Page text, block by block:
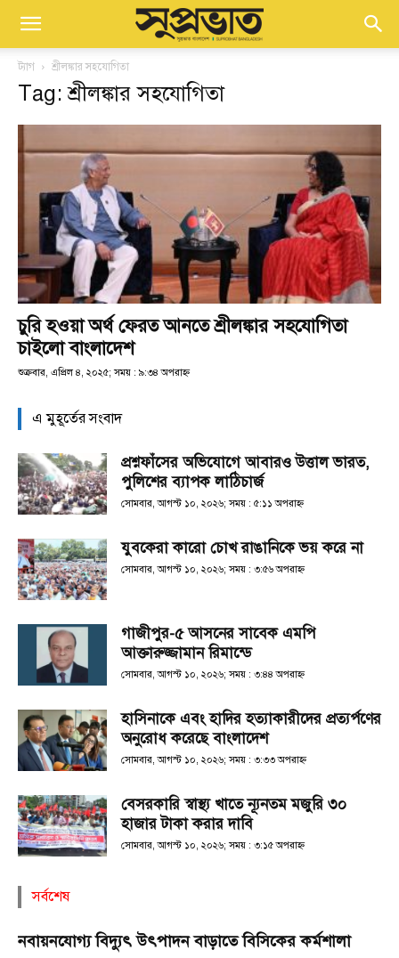
ট্যাগ শ্রীলঙ্কার সহযোগিতা
Tag: শ্রীলঙ্কার সহযোগিতা
চুরি হওয়া অর্থ ফেরত আনতে শ্রীলঙ্কার সহযোগিতা
চাইলো বাংলাদেশ
শুক্রবার, এপ্রিল ৪, ২০২৫; সময় : ৯:৩৪ অপরাহ্ণ
এ মুহূর্তের সংবাদ
প্রশ্নফাঁসের অভিযোগে আবারও উত্তাল ভারত,
পুলিশের ব্যাপক লাঠিচার্জ
সোমবার, আগস্ট ১০, ২০২৬; সময় : ৫:১১ অপরাহ্ণ
যুবকেরা কারো চোখ রাঙানিকে ভয় করে না
সোমবার, আগস্ট ১০, ২০২৬; সময় : ৩:৫৬ অপরাহ্ণ
গাজীপুর-৫ আসনের সাবেক এমপি
আক্তারুজ্জামান রিমান্ডে
সোমবার, আগস্ট ১০, ২০২৬; সময় : ৩:৪৪ অপরাহ্ণ
হাসিনাকে এবং হা‌দির হত্যাকারীদের প্রত্যর্পণের
অনুরোধ করেছে বাংলাদেশ
সোমবার, আগস্ট ১০, ২০২৬; সময় : ৩:৩৩ অপরাহ্ণ
বেসরকারি স্বাস্থ্য খাতে ন্যূনতম মজুরি ৩০
হাজার টাকা করার দাবি
সোমবার, আগস্ট ১০, ২০২৬; সময় : ৩:১৫ অপরাহ্ণ
সর্বশেষ
নবায়নযোগ্য বিদ্যুৎ উৎপাদন বাড়াতে বিসিকের কর্মশালা